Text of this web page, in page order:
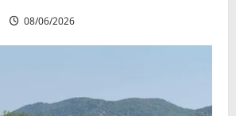
08/06/2026